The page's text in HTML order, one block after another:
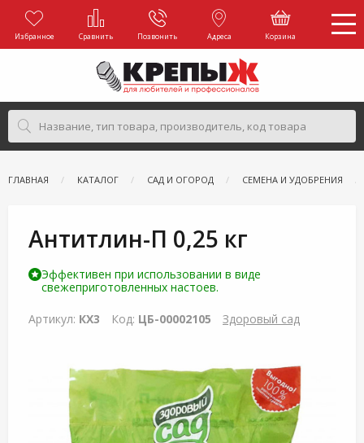
Избранное Сравнить Позвонить Адреса Корзина
ГЛАВНАЯ КАТАЛОГ САД И ОГОРОД СЕМЕНА И УДОБРЕНИЯ
Антитлин-П 0,25 кг
Эффективен при использовании в виде
свежеприготовленных настоев.
Артикул: КХ3 Код: ЦБ-00002105 Здоровый сад